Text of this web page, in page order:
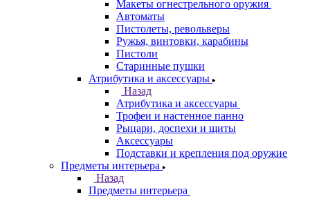
Макеты огнестрельного оружия
Автоматы
Пистолеты, револьверы
Ружья, винтовки, карабины
Пистоли
Старинные пушки
Атрибутика и аксессуары
Назад
Атрибутика и аксессуары
Трофеи и настенное панно
Рыцари, доспехи и щиты
Аксессуары
Подставки и крепления под оружие
Предметы интерьера
Назад
Предметы интерьера